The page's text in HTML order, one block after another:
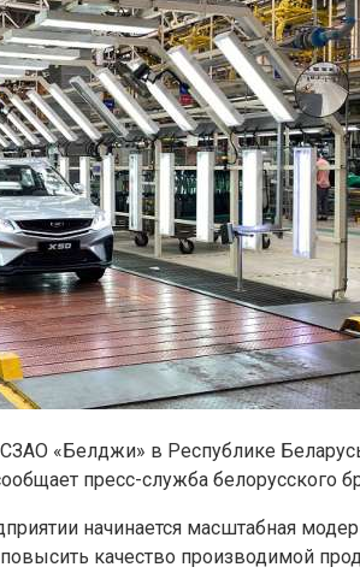
«Белджи» в Республике
пресс-служба белорусского
начинается масштабная
качество производимой